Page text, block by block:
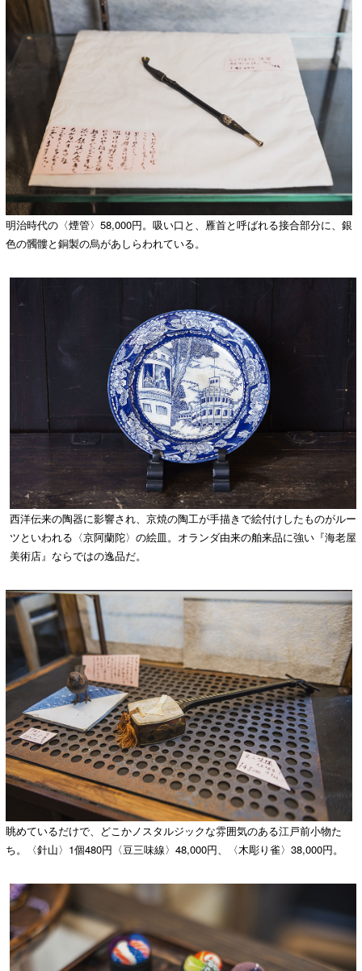
明治時代の〈煙管〉58,000円。吸い口と、雁首と呼ばれる接合部分に、銀
色の髑髏と銅製の烏があしらわれている。
西洋伝来の陶器に影響され、京焼の陶工が手描きで絵付けしたものがルー
ツといわれる〈京阿蘭陀〉の絵皿。オランダ由来の舶来品に強い『海老屋
美術店』ならではの逸品だ。
眺めているだけで、どこかノスタルジックな雰囲気のある江戸前小物た
ち。〈針山〉1個480円〈豆三味線〉48,000円、〈木彫り雀〉38,000円。